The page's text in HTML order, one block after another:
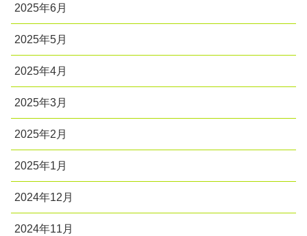
2025年6月
2025年5月
2025年4月
2025年3月
2025年2月
2025年1月
2024年12月
2024年11月